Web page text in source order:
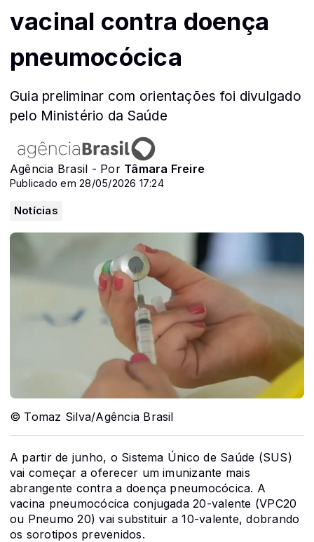
vacinal contra doença
pneumocócica
Guia preliminar com orientações foi divulgado
pelo Ministério da Saúde
Agência Brasil - Por Tâmara Freire
Publicado em 28/05/2026 17:24
Notícias
© Tomaz Silva/Agência Brasil
A partir de junho, o Sistema Único de Saúde (SUS)
vai começar a oferecer um imunizante mais
abrangente contra a doença pneumocócica. A
vacina pneumocócica conjugada 20-valente (VPC20
ou Pneumo 20) vai substituir a 10-valente, dobrando
os sorotipos prevenidos.